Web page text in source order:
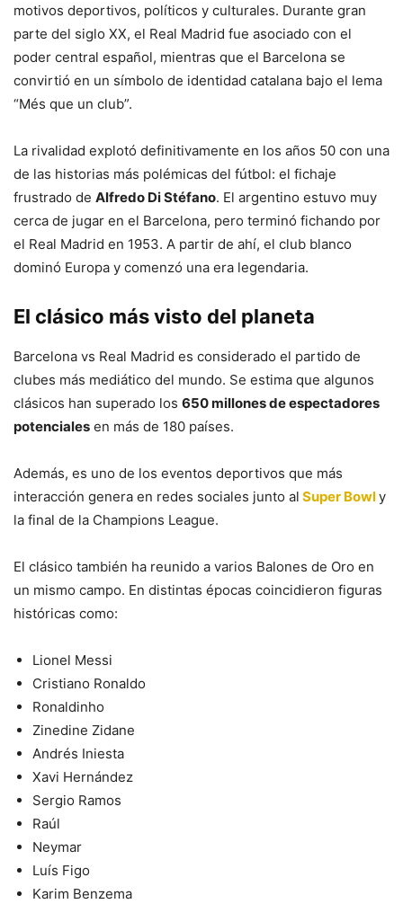
motivos deportivos, políticos y culturales. Durante gran
parte del siglo XX, el Real Madrid fue asociado con el
poder central español, mientras que el Barcelona se
convirtió en un símbolo de identidad catalana bajo el lema
“Més que un club”.
La rivalidad explotó definitivamente en los años 50 con una
de las historias más polémicas del fútbol: el fichaje
frustrado de Alfredo Di Stéfano. El argentino estuvo muy
cerca de jugar en el Barcelona, pero terminó fichando por
el Real Madrid en 1953. A partir de ahí, el club blanco
dominó Europa y comenzó una era legendaria.
El clásico más visto del planeta
Barcelona vs Real Madrid es considerado el partido de
clubes más mediático del mundo. Se estima que algunos
clásicos han superado los 650 millones de espectadores
potenciales en más de 180 países.
Además, es uno de los eventos deportivos que más
interacción genera en redes sociales junto al Super Bowly
la final de la Champions League.
El clásico también ha reunido a varios Balones de Oro en
un mismo campo. En distintas épocas coincidieron figuras
históricas como:
Lionel Messi
Cristiano Ronaldo
Ronaldinho
Zinedine Zidane
Andrés Iniesta
Xavi Hernández
Sergio Ramos
Raúl
Neymar
Luís Figo
Karim Benzema